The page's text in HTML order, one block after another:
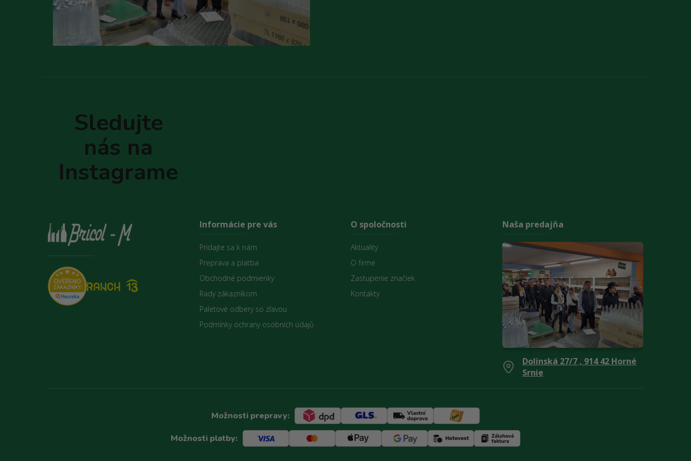
Sledujte
nás na
Instagrame
Informácie pre vás
Pridajte sa k nám
Preprava a platba
Obchodné podmienky
Rady zákazníkom
Paletové odbery so zľavou
Podmínky ochrany osobních údajů
O spoločnosti
Aktuality
O firme
Zastupenie značiek
Kontakty
Naša predajňa
Dolinská 27/7 , 914 42 Horné
Srnie
Možnosti prepravy:
Možnosti platby: